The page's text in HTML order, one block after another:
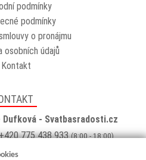
podmínky
podmínky
o pronájmu
osobních údajů
Kontakt
Dufková - Svatbasradosti.cz
775 438 933(8:00 - 18:00)